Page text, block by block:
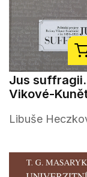
Jus
Vikové-
Libuše